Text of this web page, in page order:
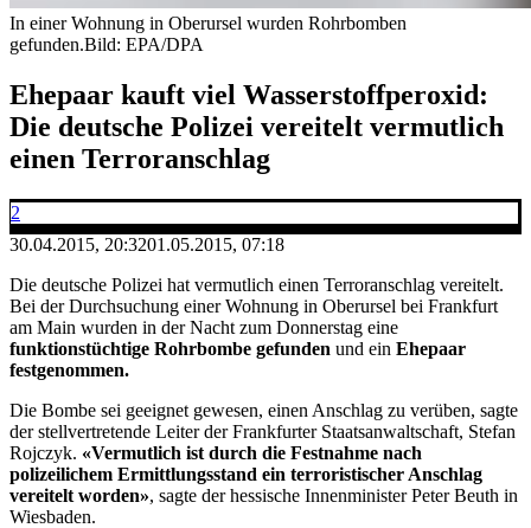
In einer Wohnung in Oberursel wurden Rohrbomben
gefunden.Bild: EPA/DPA
Ehepaar kauft viel Wasserstoffperoxid:
Die deutsche Polizei vereitelt vermutlich
einen Terroranschlag
2
30.04.2015, 20:3201.05.2015, 07:18
Die deutsche Polizei hat vermutlich einen Terroranschlag vereitelt.
Bei der Durchsuchung einer Wohnung in Oberursel bei Frankfurt
am Main wurden in der Nacht zum Donnerstag eine
funktionstüchtige Rohrbombe gefunden und ein Ehepaar
festgenommen.
Die Bombe sei geeignet gewesen, einen Anschlag zu verüben, sagte
der stellvertretende Leiter der Frankfurter Staatsanwaltschaft, Stefan
Rojczyk. «Vermutlich ist durch die Festnahme nach
polizeilichem Ermittlungsstand ein terroristischer Anschlag
vereitelt worden», sagte der hessische Innenminister Peter Beuth in
Wiesbaden.